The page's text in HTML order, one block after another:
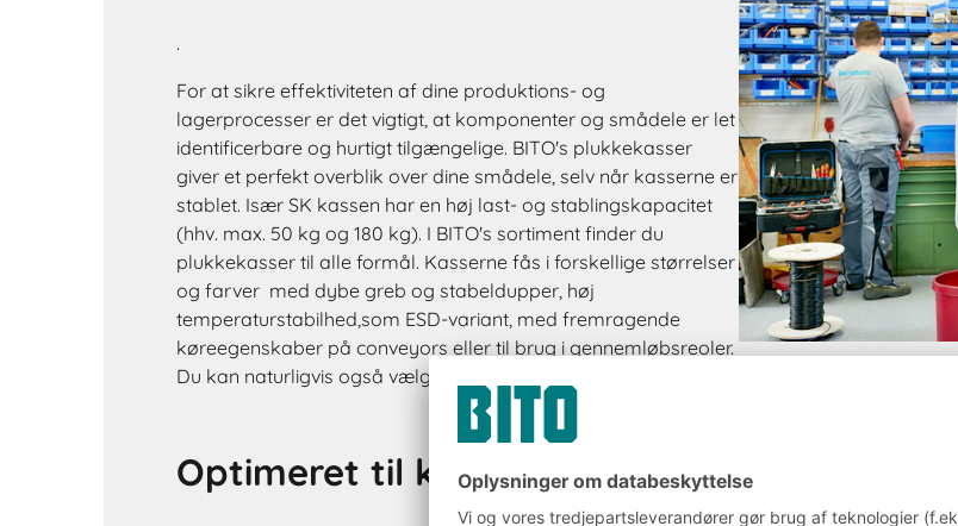
.
For at sikre effektiviteten af dine produktions- og
lagerprocesser er det vigtigt, at komponenter og smådele er let
identificerbare og hurtigt tilgængelige. BITO's plukkekasser
giver et perfekt overblik over dine smådele, selv når kasserne er
stablet. Især SK kassen har en høj last- og stablingskapacitet
(hhv. max. 50 kg og 180 kg). I BITO's sortiment finder du
plukkekasser til alle formål. Kasserne fås i forskellige størrelser
og farver med dybe greb og stabeldupper, høj
temperaturstabilhed,som ESD-variant, med fremragende
køreegenskaber på conveyors eller til brug i gennemløbsreoler.
Du kan naturligvis også vælge vores billigere PK-serie.
Optimeret til kassereoler